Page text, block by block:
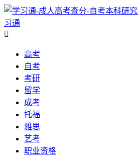
习通

高考
自考
考研
留学
成考
托福
雅思
艺考
职业资格